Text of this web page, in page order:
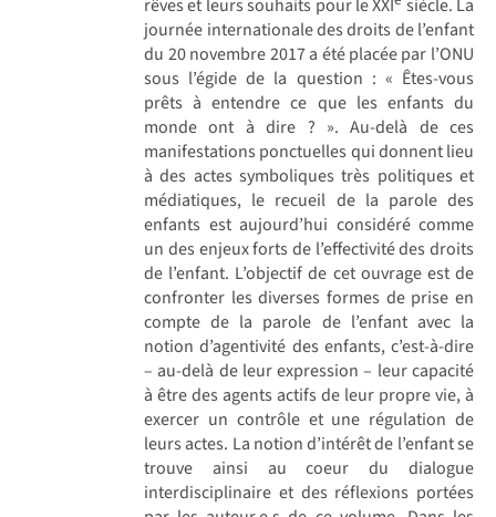
rêves et leurs souhaits pour le XXI siècle. La
journée internationale des droits de l’enfant
du 20 novembre 2017 a été placée par l’ONU
sous l’égide de la question : « Êtes-vous
prêts à entendre ce que les enfants du
monde ont à dire ? ». Au-delà de ces
manifestations ponctuelles qui donnent lieu
à des actes symboliques très politiques et
médiatiques, le recueil de la parole des
enfants est aujourd’hui considéré comme
un des enjeux forts de l’effectivité des droits
de l’enfant. L’objectif de cet ouvrage est de
confronter les diverses formes de prise en
compte de la parole de l’enfant avec la
notion d’agentivité des enfants, c’est-à-dire
– au-delà de leur expression – leur capacité
à être des agents actifs de leur propre vie, à
exercer un contrôle et une régulation de
leurs actes. La notion d’intérêt de l’enfant se
trouve ainsi au coeur du dialogue
interdisciplinaire et des réflexions portées